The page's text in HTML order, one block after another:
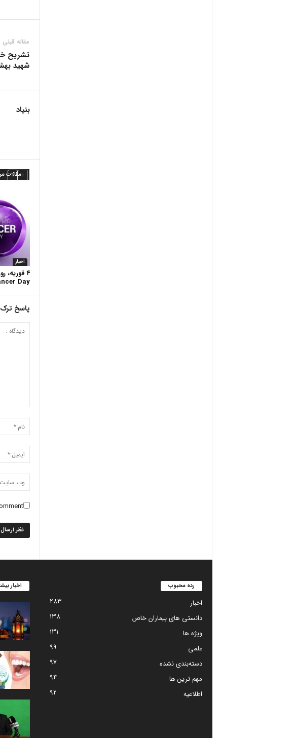
مقاله قبلی
تشریح
شهید
بنیاد
مقالات
اخبار
Day)
پاسخ ترک
اخبار رده محبوب
اخبار
283
دانستی های بیماران خاص
138
ویژه ها
131
علمی
99
دسته‌بندی نشده
97
مهم ترین ها
94
اطلاعیه
92